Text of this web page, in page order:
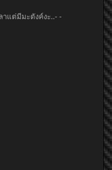
าแต่มีมะตังค์งะ..- -